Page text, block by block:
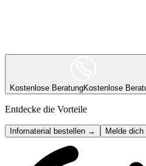
Kostenlose BeratungKostenlose
Entdecke die Vorteile
Infomaterial bestellen → Melde